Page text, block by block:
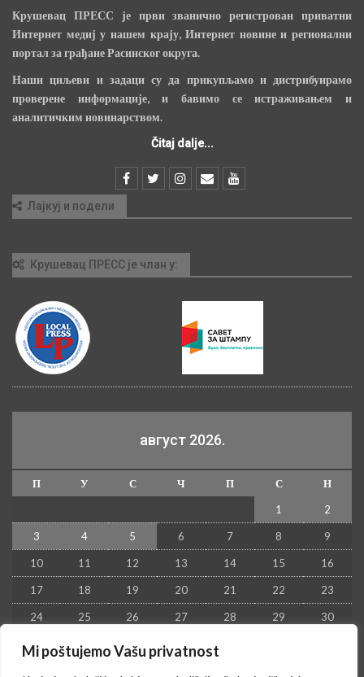
Mi poštujemo Vašu privatnost
Крушевац ПРЕСС је први званично регистрован приватни
Интернет медиј у нашем крају, Интернет новине и регионални
портал за грађане Расинског округа.
Наши циљеви и задаци су да прикупљамо и дистрибуирамо
проверене информације, и бавимо се истраживањем и
аналитичким новинарством.
Čitaj dalje...
Лајкуј и подели
Крушевац ПРЕСС је члан у:
август 2026.
П У С Ч П С
Н
1
2
3 4 5 6 7 8 9
10 11 12 13 14 15 16
17 18 19 20 21 22 23
24 25 26 27 28 29 30
31